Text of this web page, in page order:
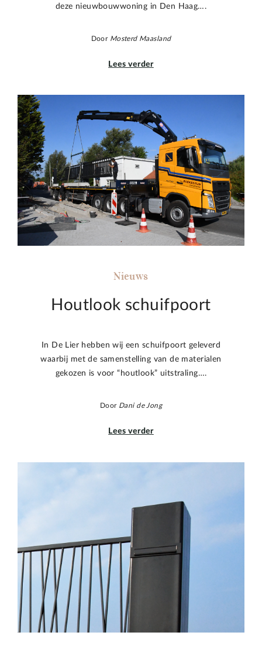
deze nieuwbouwwoning in Den Haag….
Door Mosterd Maasland
Lees verder
Nieuws
Houtlook schuifpoort
In De Lier hebben wij een schuifpoort geleverd
waarbij met de samenstelling van de materialen
gekozen is voor “houtlook” uitstraling….
Door Dani de Jong
Lees verder